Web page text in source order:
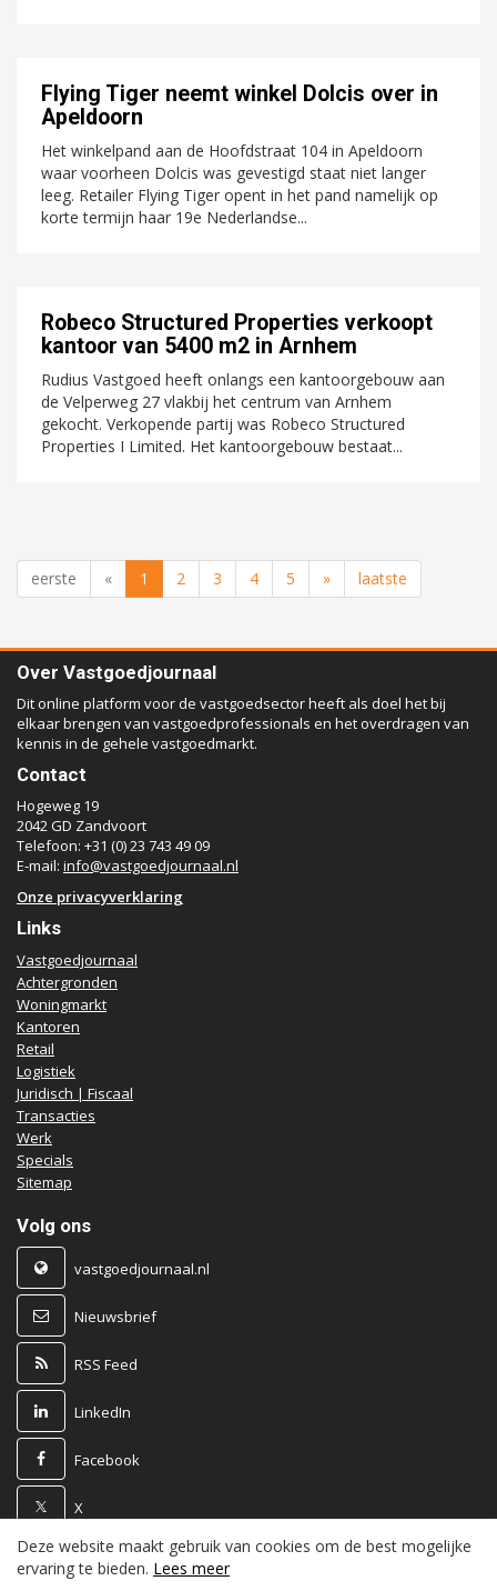
Flying Tiger neemt winkel Dolcis over in
Apeldoorn
Het winkelpand aan de Hoofdstraat 104 in Apeldoorn
waar voorheen Dolcis was gevestigd staat niet langer
leeg. Retailer Flying Tiger opent in het pand namelijk op
korte termijn haar 19e Nederlandse...
Robeco Structured Properties verkoopt
kantoor van 5400 m2 in Arnhem
Rudius Vastgoed heeft onlangs een kantoorgebouw aan
de Velperweg 27 vlakbij het centrum van Arnhem
gekocht. Verkopende partij was Robeco Structured
Properties I Limited. Het kantoorgebouw bestaat...
eerste « 1 2 3 4 5 » laatste
Over Vastgoedjournaal
Dit online platform voor de vastgoedsector heeft als doel het bij
elkaar brengen van vastgoedprofessionals en het overdragen van
kennis in de gehele vastgoedmarkt.
Contact
Hogeweg 19
2042 GD Zandvoort
Telefoon: +31 (0) 23 743 49 09
E-mail: info@vastgoedjournaal.nl
Onze privacyverklaring
Links
Vastgoedjournaal
Achtergronden
Woningmarkt
Kantoren
Retail
Logistiek
Juridisch | Fiscaal
Transacties
Werk
Specials
Sitemap
Volg ons
vastgoedjournaal.nl
Nieuwsbrief
RSS Feed
LinkedIn
Facebook
X
Powered by
Deze website maakt gebruik van cookies om de best mogelijke
ervaring te bieden. Lees meer